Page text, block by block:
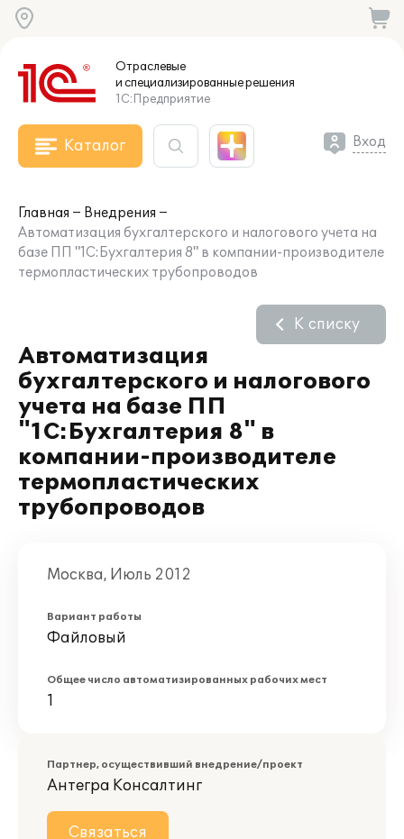
Отраслевые
и специализированныерешения
1С:Предприятие
Каталог Вход
Главная
Внедрения
Автоматизация бухгалтерского и налогового учета на
базе ПП "1С:Бухгалтерия 8" в компании-производителе
термопластических трубопроводов
Автоматизация
бухгалтерского и налогового
учета на базе ПП
"1С:Бухгалтерия 8" в
компании-производителе
термопластических
трубопроводов
К списку
Москва, Июль 2012
Вариант работы
Файловый
Общее число автоматизированных рабочих мест
1
Партнер, осуществивший внедрение/проект
Антегра Консалтинг
Связаться